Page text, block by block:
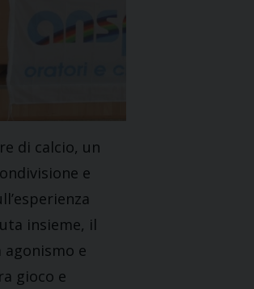
di calcio, un
e
insieme, il
e
gioco e